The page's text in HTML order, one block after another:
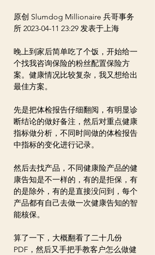
原创 Slumdog Millionaire 兵哥事务
所 2023-04-11 23:29 发表于上海
晚上到家后简单吃了个饭，开始给一
个找我咨询保险的粉丝配置保险方
案。健康情况比较复杂，我又想给出
最佳方案。
先是把体检报告仔细翻阅，有明显诊
断结论的做好备注，然后对重点健康
指标做分析，不同时间做的体检报告
中指标的变化进行记录。
然后去找产品，不同健康险产品的健
康告知是不一样的，有的是拒保，有
的是除外，有的是直接没问到，每个
产品都有自己去做一次健康告知的智
能核保。
算了一下，大概翻看了二十几份
PDF，然后又手把手教客户怎么做健